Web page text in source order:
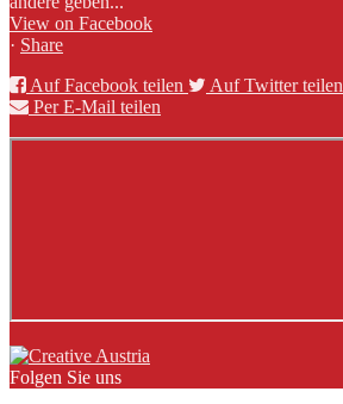
View on Facebook
· Share
Auf Facebook teilen
Auf Twitter teilen
Per E-Mail teilen
Folgen Sie uns